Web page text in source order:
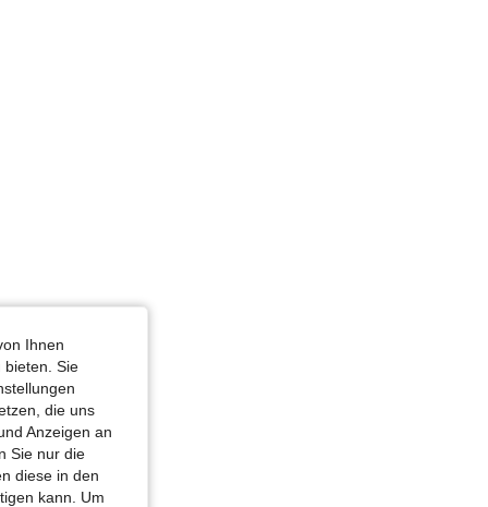
Größe: M
38 in, Farbe: Gelb, Größe: XS
Ihnen
bieten. Sie
die uns
Anzeigen an
Sie nur die
diese in den
kann. Um